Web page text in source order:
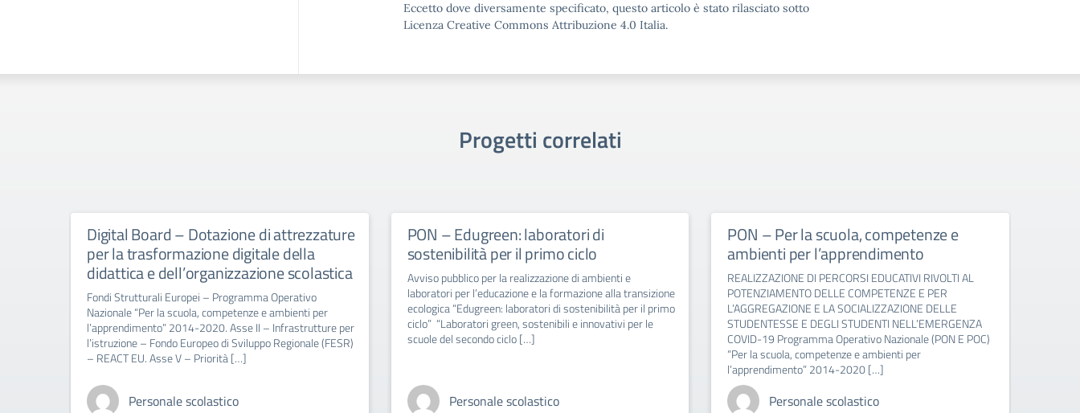
Eccetto dove diversamente specificato, questo articolo è stato rilasciato sotto
Licenza Creative Commons Attribuzione 4.0 Italia.
Progetti correlati
Digital Board – Dotazione di attrezzature
per la trasformazione digitale della
didattica e dell’organizzazione scolastica
Fondi Strutturali Europei – Programma Operativo
Nazionale “Per la scuola, competenze e ambienti per
l’apprendimento” 2014-2020. Asse II – Infrastrutture per
l’istruzione – Fondo Europeo di Sviluppo Regionale (FESR)
– REACT EU. Asse V – Priorità […]
Personale scolastico
PON – Edugreen: laboratori di
sostenibilità per il primo ciclo
Avviso pubblico per la realizzazione di ambienti e
laboratori per l’educazione e la formazione alla transizione
ecologica “Edugreen: laboratori di sostenibilità per il primo
ciclo” “Laboratori green, sostenibili e innovativi per le
scuole del secondo ciclo […]
Personale scolastico
PON – Per la scuola, competenze e
ambienti per l’apprendimento
REALIZZAZIONE DI PERCORSI EDUCATIVI RIVOLTI AL
POTENZIAMENTO DELLE COMPETENZE E PER
L’AGGREGAZIONE E LA SOCIALIZZAZIONE DELLE
STUDENTESSE E DEGLI STUDENTI NELL’EMERGENZA
COVID-19 Programma Operativo Nazionale (PON E POC)
“Per la scuola, competenze e ambienti per
l’apprendimento” 2014-2020 […]
Personale scolastico